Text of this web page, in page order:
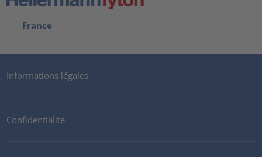
France
Informations légales
Confidentialité